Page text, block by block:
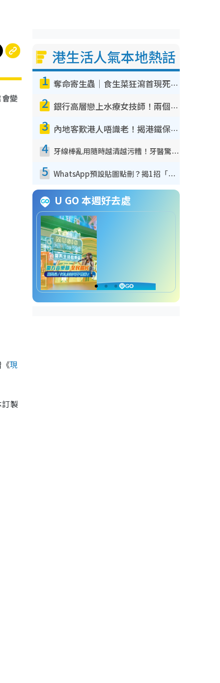
變
《現
製
港生活人氣本地熱話
1 奪命寄生蟲｜食生菜狂瀉首現死者！疫潮惡化錄1.8萬宗病例 揭洗菜3大謬誤
2 銀行高層戀上水療女技師！兩個月借128萬驚覺「沉船」沉落火海 揭背後疑似邪教操控賣淫
3 內地客歎港人唔識老！揭港鐵保鮮級冷氣 港人求放過：咪投訴
4 牙線棒亂用隨時越清越污糟！牙醫驚揭盲目過戶細菌恐致蛀牙：呢種先係日常真保養
5 WhatsApp預設貼圖點刪？揭1招「反向操作」還原簡潔介面 附3步實測教學
U GO 本週好去處